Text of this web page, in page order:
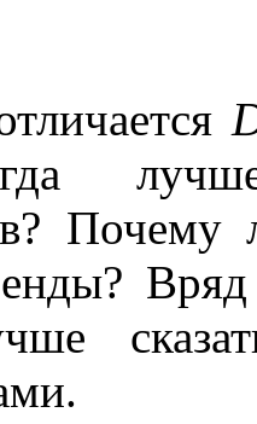
? Почему
? Вряд
.